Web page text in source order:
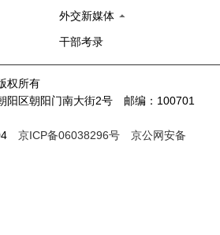
外交新媒体
干部考录
权所有
阳区朝阳门南大街2号 邮编：100701
京ICP备06038296号
京公网安备